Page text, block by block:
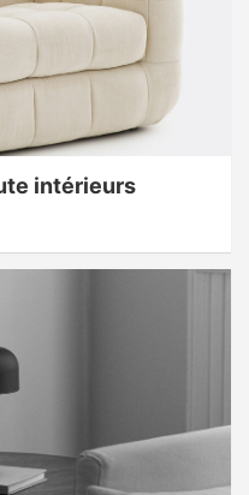
intérieurs